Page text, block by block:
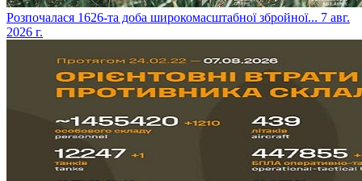
​Розпочалася 1626-та доба широкомасштабної збройної... 7 авг.
2026 г.